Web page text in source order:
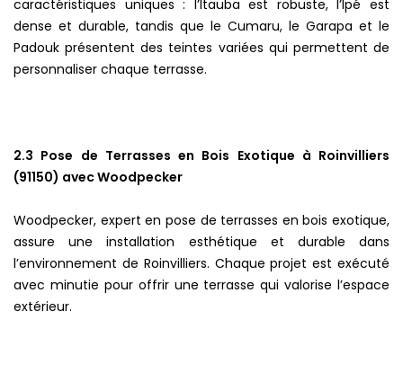
caractéristiques uniques : l’Itauba est robuste, l’Ipé est
dense et durable, tandis que le Cumaru, le Garapa et le
Padouk présentent des teintes variées qui permettent de
personnaliser chaque terrasse.
2.3 Pose de Terrasses en Bois Exotique à Roinvilliers
(91150) avec Woodpecker
Woodpecker, expert en pose de terrasses en bois exotique,
assure une installation esthétique et durable dans
l’environnement de Roinvilliers. Chaque projet est exécuté
avec minutie pour offrir une terrasse qui valorise l’espace
extérieur.